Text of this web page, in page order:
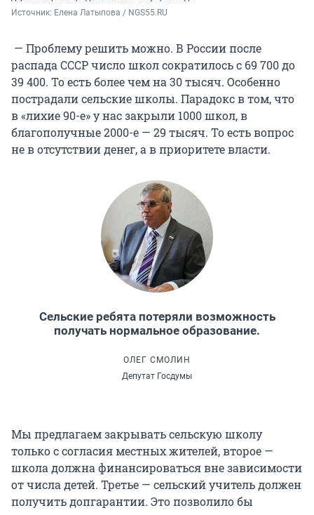
Источник: Елена Латыпова / NGS55.RU
— Проблему решить можно. В России после
распада СССР число школ сократилось с 69 700до
39 400. То есть более чем на 30 тысяч. Особенно
пострадали сельские школы. Парадокс в том, что
в «лихие 90-е» у нас закрыли 1000 школ, в
благополучные 2000-е — 29 тысяч. То есть вопрос
не в отсутствии денег, а в приоритете власти.
Сельские ребята потеряли возможность
получать нормальное образование.
ОЛЕГ СМОЛИН
Депутат Госдумы
Мы предлагаем закрывать сельскую школу
только с согласия местных жителей, второе —
школа должна финансироваться вне зависимости
от числа детей. Третье — сельский учитель должен
получить допгарантии. Это позволило бы